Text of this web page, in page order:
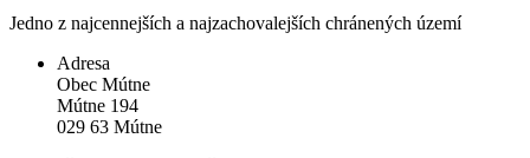
Jedno z najcennejších a najzachovalejších chránených území
Adresa
Obec Mútne
Mútne 194
029 63 Mútne